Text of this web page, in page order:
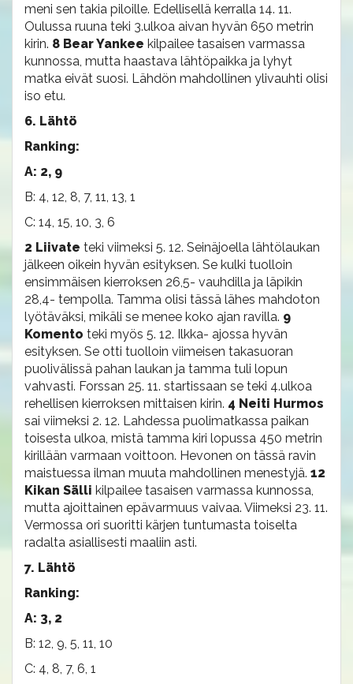
meni sen takia piloille. Edellisellä kerralla 14. 11.
Oulussa ruuna teki 3.ulkoa aivan hyvän 650 metrin
kirin. 8 Bear Yankee kilpailee tasaisen varmassa
kunnossa, mutta haastava lähtöpaikka ja lyhyt
matka eivät suosi. Lähdön mahdollinen ylivauhti olisi
iso etu.
6. Lähtö
Ranking:
A: 2, 9
B: 4, 12, 8, 7, 11, 13, 1
C: 14, 15, 10, 3, 6
2 Liivate teki viimeksi 5. 12. Seinäjoella lähtölaukan
jälkeen oikein hyvän esityksen. Se kulki tuolloin
ensimmäisen kierroksen 26,5- vauhdilla ja läpikin
28,4- tempolla. Tamma olisi tässä lähes mahdoton
lyötäväksi, mikäli se menee koko ajan ravilla. 9
Komento teki myös 5. 12. Ilkka- ajossa hyvän
esityksen. Se otti tuolloin viimeisen takasuoran
puolivälissä pahan laukan ja tamma tuli lopun
vahvasti. Forssan 25. 11. startissaan se teki 4.ulkoa
rehellisen kierroksen mittaisen kirin. 4 Neiti Hurmos
sai viimeksi 2. 12. Lahdessa puolimatkassa paikan
toisesta ulkoa, mistä tamma kiri lopussa 450 metrin
kirillään varmaan voittoon. Hevonen on tässä ravin
maistuessa ilman muuta mahdollinen menestyjä. 12
Kikan Sälli kilpailee tasaisen varmassa kunnossa,
mutta ajoittainen epävarmuus vaivaa. Viimeksi 23. 11.
Vermossa ori suoritti kärjen tuntumasta toiselta
radalta asiallisesti maaliin asti.
7. Lähtö
Ranking:
A: 3, 2
B: 12, 9, 5, 11, 10
C: 4, 8, 7, 6, 1